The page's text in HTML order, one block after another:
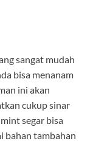
sangat mudah
bisa menanam
ini akan
cukup sinar
segar bisa
bahan tambahan